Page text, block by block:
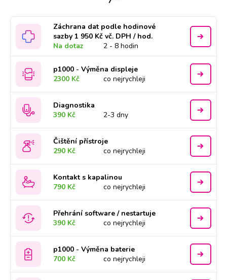
Záchrana dat podle hodinové
sazby 1 950 Kč vč. DPH / hod.
Na dotaz
2 - 8 hodin
p1000 - Výměna displeje
2300 Kč
co nejrychleji
Diagnostika
390 Kč
2-3 dny
Čištění přístroje
290 Kč
co nejrychleji
Kontakt s kapalinou
790 Kč
co nejrychleji
Přehrání software / nestartuje
390 Kč
co nejrychleji
p1000 - Výměna baterie
700 Kč
co nejrychleji